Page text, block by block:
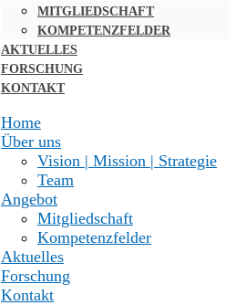
MITGLIEDSCHAFT
KOMPETENZFELDER
AKTUELLES
FORSCHUNG
KONTAKT
Home
Über uns
Vision | Mission | Strategie
Team
Angebot
Mitgliedschaft
Kompetenzfelder
Aktuelles
Forschung
Kontakt